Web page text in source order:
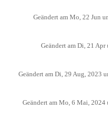
Geändert am Mo, 22 Jun
Geändert am Di, 21
Geändert am Di, 29 Aug, 2023
Geändert am Mo, 6 Mai,